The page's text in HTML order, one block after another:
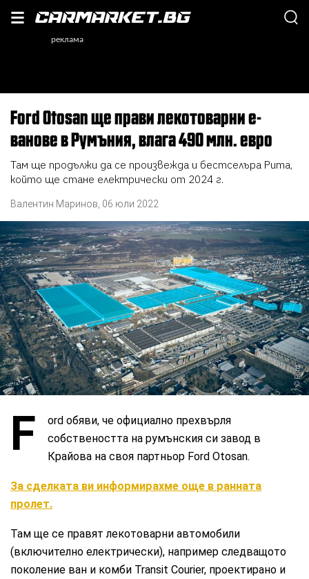
Ford Otosan ще прави лекотоварни е-
ванове в Румъния, влага 490 млн. евро
Там ще продължи да се произвежда и бестселъра Puma,
който ще стане електрически от 2024 г.
Валентин Маринов, 06 юли 2022
Ford
F
ord обяви, че официално прехвърля
собствеността на румънския си завод в
Крайова на своя партньор Ford Otosan.
За сделката ви информирахме още в ранната
пролет.
Там ще се правят лекотоварни автомобили
(включително електрически), например следващото
поколение ван и комби Transit Courier, проектирано и